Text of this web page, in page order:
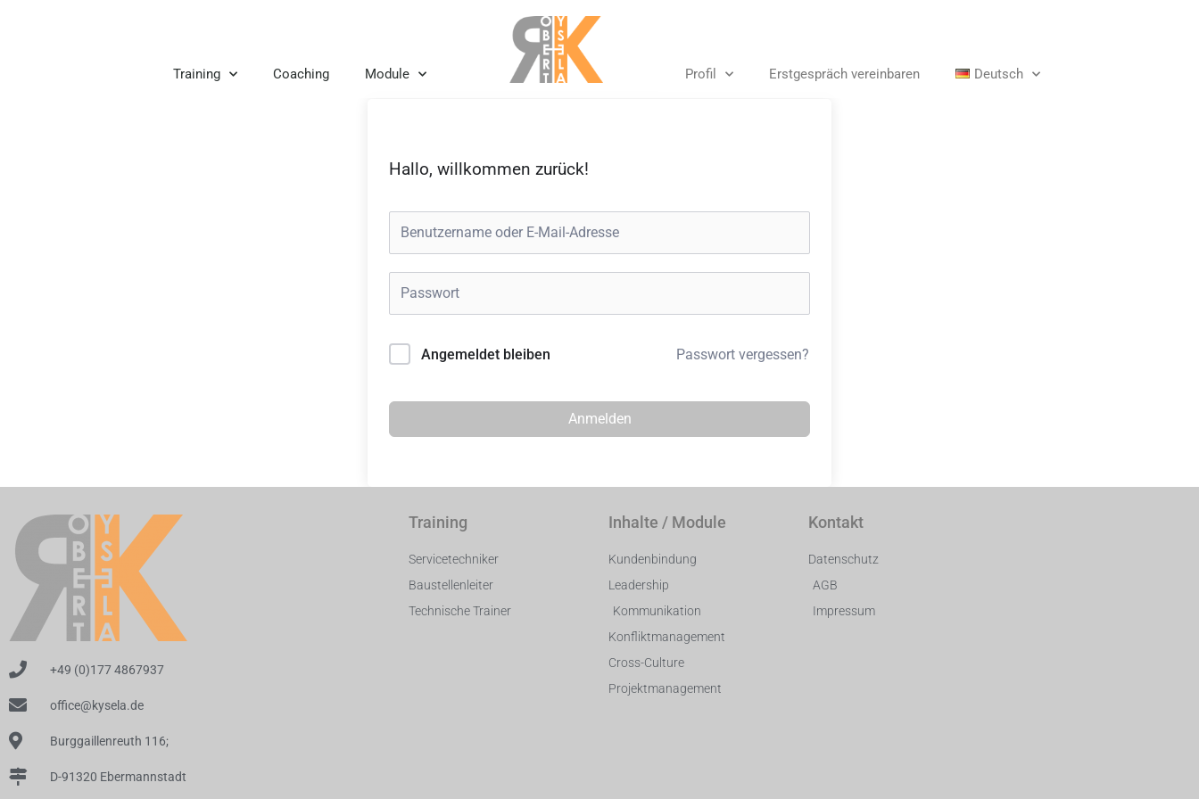
Training
Coaching Module Profil Erstgespräch vereinbaren Deutsch
Hallo, willkommen zurück!
Angemeldet bleiben Passwort vergessen?
Anmelden
+49 (0)177 4867937
office@kysela.de
Burggaillenreuth 116;
D-91320 Ebermannstadt
Training
Servicetechniker
Baustellenleiter
Technische Trainer
Inhalte / Module
Kundenbindung
Leadership
Kommunikation
Konfliktmanagement
Cross-Culture
Projektmanagement
Kontakt
Datenschutz
AGB
Impressum